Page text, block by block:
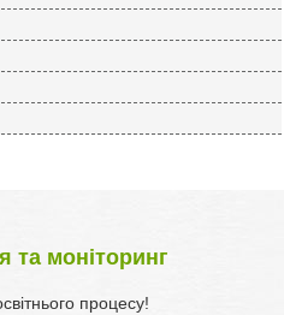
та моніторинг
процесу!